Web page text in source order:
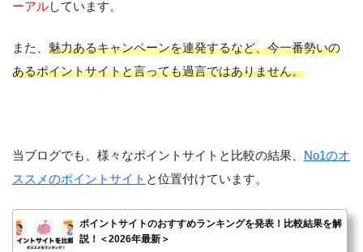
ーアルしています。
また、 魅力あるキャンペーンを連発するなど、今一番勢いの
あるポイントサイトと言っても過言ではありません。
当ブログでも、様々なポイントサイトと比較の結果、 No1のオ
ススメのポイントサイト と位置付けています。
ポイントサイトのおすすめランキングを発表！比較結果を解
説！＜2026年最新＞